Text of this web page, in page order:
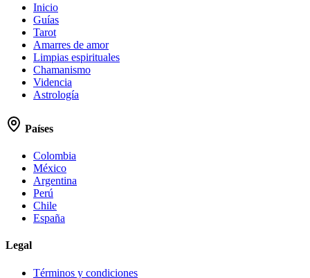
Inicio
Guías
Tarot
Amarres de amor
Limpias espirituales
Chamanismo
Videncia
Astrología
Países
Colombia
México
Argentina
Perú
Chile
España
Legal
Términos y condiciones